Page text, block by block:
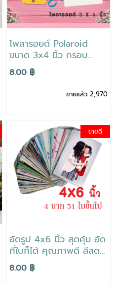
โพลารอยด์ Polaroid
ขนาด 3x4 นิ้ว กรอบ
คลาสสิกสีขาว สีสวยสดใส
เก็บความทรงจำได้นาน
8.00 ฿
ขายแล้ว 2,970
ขายดี
อัดรูป 4x6 นิ้ว สุดคุ้ม อัด
กี่ใบก็ได้ คุณภาพดี สีสด
เครื่องเลเซอร์ สั่งง่าย
สะดวก ส่งถึงบ้าน
8.00 ฿